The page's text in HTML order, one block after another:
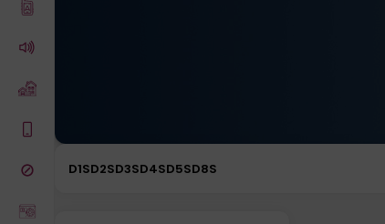
D1SD2SD3SD4SD5SD8S